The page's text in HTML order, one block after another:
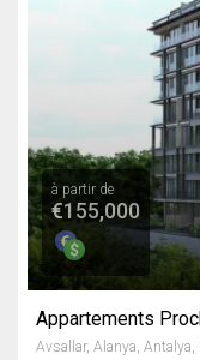
à partir de
€155,000
Appartements